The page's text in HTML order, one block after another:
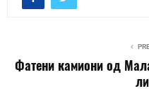
Фатени камиони од